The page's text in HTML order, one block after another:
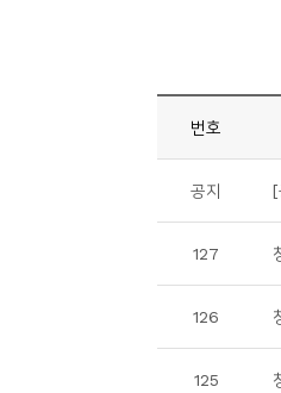
번호
공지 [
127
126
125